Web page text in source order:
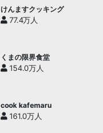
けんますクッキング
77.4万人
くまの限界食堂
154.0万人
cook kafemaru
161.0万人